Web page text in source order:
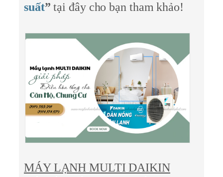
suất” tại đây cho bạn tham khảo!
MÁY LẠNH MULTI DAIKIN